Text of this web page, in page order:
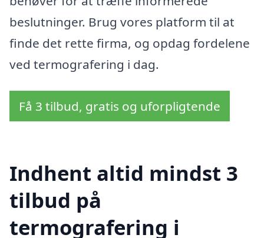
beslutninger. Brug vores platform til at
finde det rette firma, og opdag fordelene
ved termografering i dag.
Få 3 tilbud, gratis og uforpligtende
Indhent altid mindst 3
tilbud på
termografering i